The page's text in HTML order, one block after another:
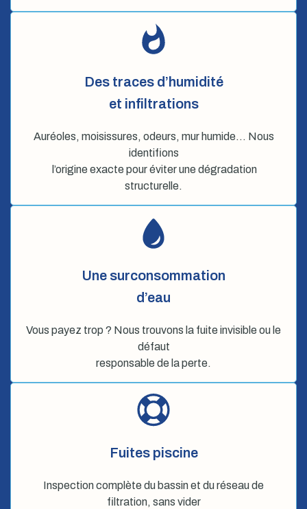
Des traces d’humidité
et infiltrations
Auréoles, moisissures, odeurs, mur humide… Nous
identifions
l’origine exacte pour éviter une dégradation
structurelle.
Une surconsommation
d’eau
Vous payez trop ? Nous trouvons la fuite invisible ou le
défaut
responsable de la perte.
Fuites piscine
Inspection complète du bassin et du réseau de
filtration, sans vider